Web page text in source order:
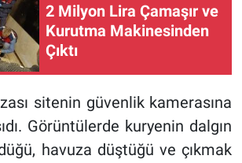
2 Milyon Lira Çamaşır ve
Kurutma Makinesinden
Çıktı
sitenin güvenlik kamerasına
Görüntülerde kuryenin dalgın
havuza düştüğü ve çıkmak